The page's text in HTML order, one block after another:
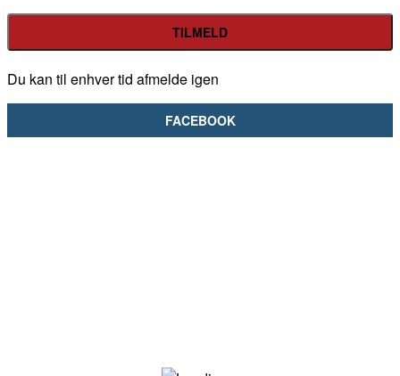
Du kan til enhver tid afmelde igen
FACEBOOK